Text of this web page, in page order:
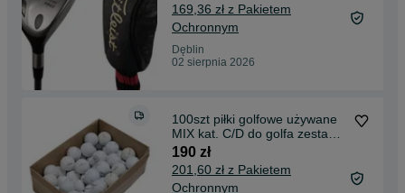
169,36 zł z Pakietem
Ochronnym
Dęblin
02 sierpnia 2026
100szt piłki golfowe używane
MIX kat. C/D do golfa zestaw
LAKEBALLS białe
190 zł
201,60 zł z Pakietem
Ochronnym